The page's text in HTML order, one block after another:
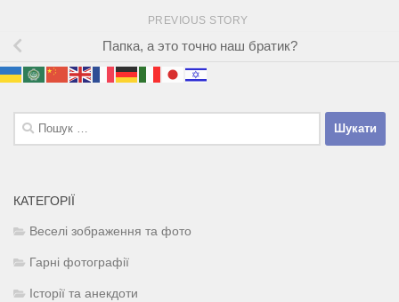
PREVIOUS STORY
Папка, а это точно наш братик?
Пошук:
КАТЕГОРІЇ
Веселі зображення та фото
Гарні фотографії
Історії та анекдоти